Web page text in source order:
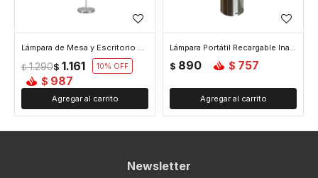
Lámpara de Mesa y Escritorio con Luz Led Base Plana - Plateado
$ 1.161
$ 1.290 10
$ 987
Lámpara Portátil Recargable Inalámbrica - Plateado
$ 890 $ 757
Newsletter